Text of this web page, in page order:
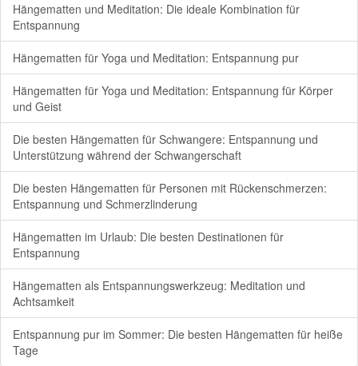
Hängematten und Meditation: Die ideale Kombination für
Entspannung
Hängematten für Yoga und Meditation: Entspannung pur
Hängematten für Yoga und Meditation: Entspannung für Körper
und Geist
Die besten Hängematten für Schwangere: Entspannung und
Unterstützung während der Schwangerschaft
Die besten Hängematten für Personen mit Rückenschmerzen:
Entspannung und Schmerzlinderung
Hängematten im Urlaub: Die besten Destinationen für
Entspannung
Hängematten als Entspannungswerkzeug: Meditation und
Achtsamkeit
Entspannung pur im Sommer: Die besten Hängematten für heiße
Tage